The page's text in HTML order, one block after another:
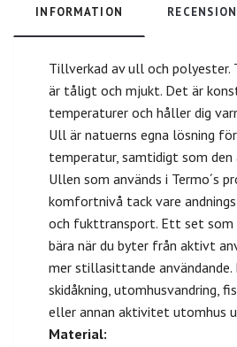
INFORMATION
Tillverkad av ull och polyester.
är tåligt och mjukt. Det är
temperaturer och håller dig
Ull är natuerns egna lösning
temperatur, samtidigt som
Ullen som används i Termo´s
komfortnivå tack vare
och fukttransport. Ett set
bära när du byter från aktivt
mer stillasittande
skidåkning, utomhusvandring,
eller annan aktivitet utomhus
Material: